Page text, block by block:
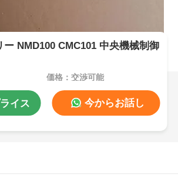
ー NMD100 CMC101 中央機械制御
価格：交渉可能
イス 今からお話し